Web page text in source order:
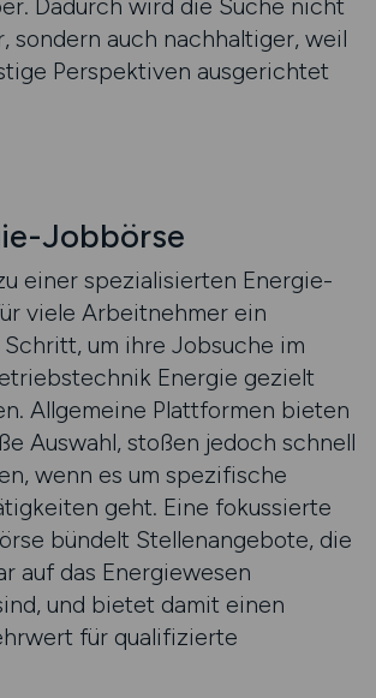
Dadurch wird die Suche nicht
sondern auch nachhaltiger, weil
Perspektiven ausgerichtet
Jobbörse
einer spezialisierten Energie-
viele Arbeitnehmer ein
um ihre Jobsuche im
Energie gezielt
Allgemeine Plattformen bieten
Auswahl, stoßen jedoch schnell
wenn es um spezifische
geht. Eine fokussierte
bündelt Stellenangebote, die
auf das Energiewesen
und bietet damit einen
für qualifizierte